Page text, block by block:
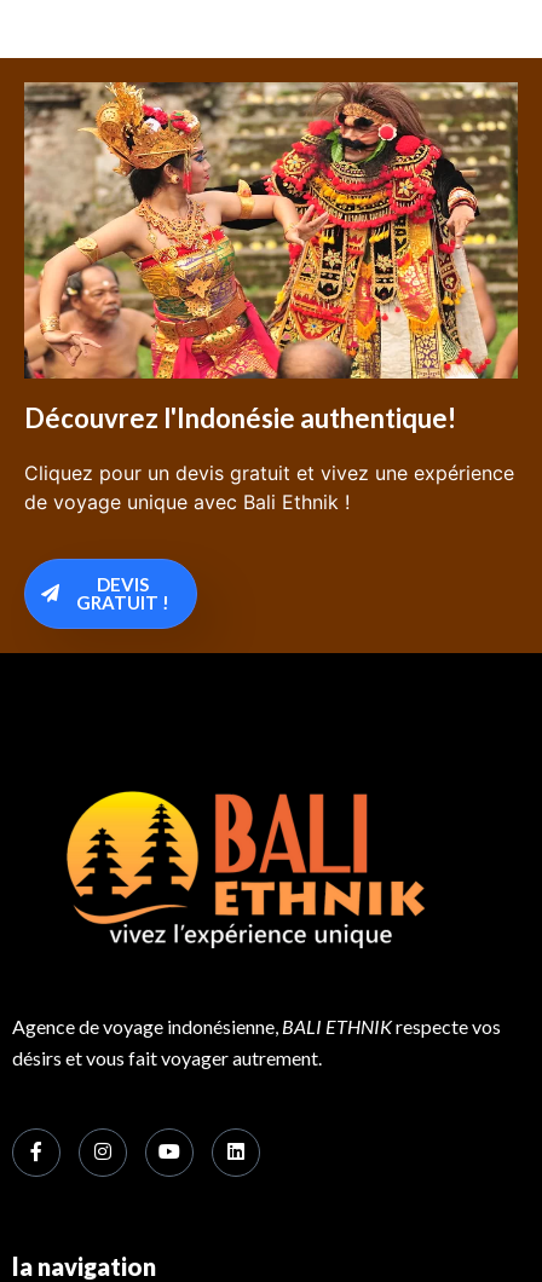
Découvrez l'Indonésie authentique!
Cliquez pour un devis gratuit et vivez une expérience
de voyage unique avec Bali Ethnik !
DEVIS
GRATUIT !
Agence de voyage indonésienne, BALI ETHNIKrespecte vos
désirs et vous fait voyager autrement.
la navigation